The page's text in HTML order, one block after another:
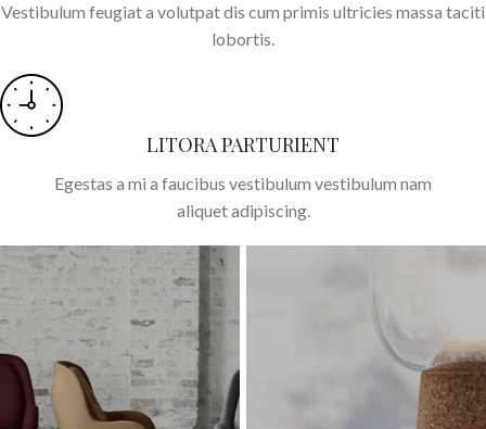
Vestibulum feugiat a volutpat dis cum primis ultricies massa taciti
lobortis.
LITORA PARTURIENT
Egestas a mi a faucibus vestibulum vestibulum nam
aliquet adipiscing.